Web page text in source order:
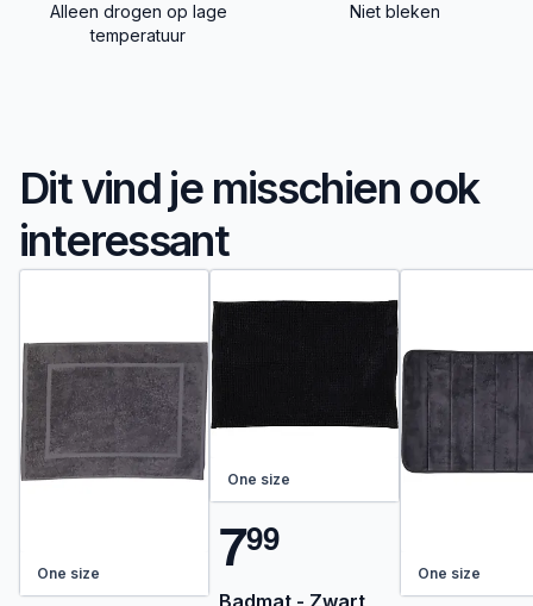
Alleen drogen op lage
temperatuur
Niet bleken
Dit vind je misschien ook
interessant
One size
One size
799
Badmat - Zwart
One size